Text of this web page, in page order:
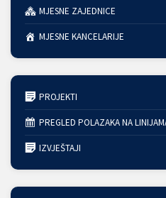
MJESNE ZAJEDNICE
MJESNE KANCELARIJE
PROJEKTI
PREGLED POLAZAKA NA
IZVJEŠTAJI